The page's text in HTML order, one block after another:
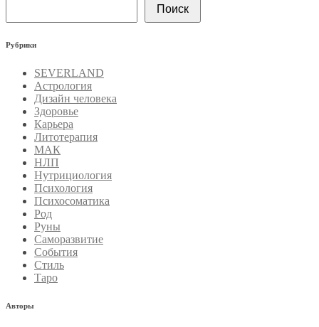
Поиск
Рубрики
SEVERLAND
Астрология
Дизайн человека
Здоровье
Карьера
Литотерапия
МАК
НЛП
Нутрициология
Психология
Психосоматика
Род
Руны
Саморазвитие
События
Стиль
Таро
Авторы